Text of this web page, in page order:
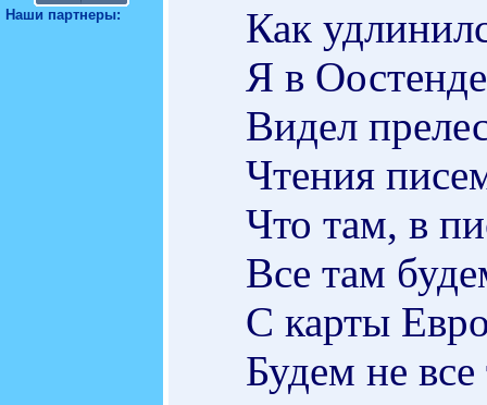
Наши партнеры:
Как
Я в
Видел
Чтения
Что там, в
Все там
С карты
Будем не